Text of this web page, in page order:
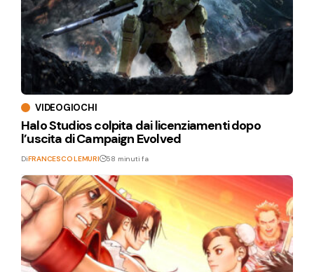
VIDEOGIOCHI
Halo Studios colpita dai licenziamenti dopo
l’uscita di Campaign Evolved
DiFRANCESCO LEMURI 58 minuti fa